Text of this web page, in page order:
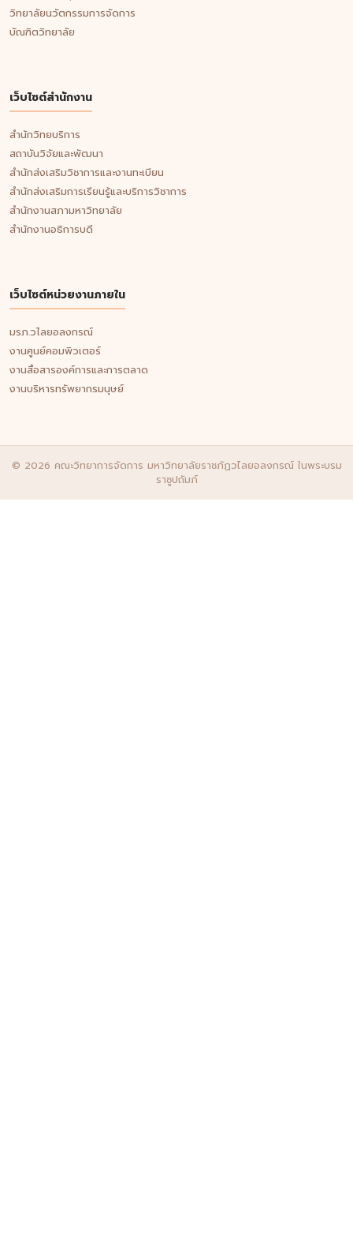
วิทยาลัยนวัตกรรมการจัดการ
บัณฑิตวิทยาลัย
เว็บไซต์สำนักงาน
สำนักวิทยบริการ
สถาบันวิจัยและพัฒนา
สำนักส่งเสริมวิชาการและงานทะเบียน
สำนักส่งเสริมการเรียนรู้และบริการวิชาการ
สำนักงานสภามหาวิทยาลัย
สำนักงานอธิการบดี
เว็บไซต์หน่วยงานภายใน
มรภ.วไลยอลงกรณ์
งานศูนย์คอมพิวเตอร์
งานสื่อสารองค์การและการตลาด
งานบริหารทรัพยากรมนุษย์
© 2026 คณะวิทยาการจัดการ มหาวิทยาลัยราชภัฏวไลยอลงกรณ์ ในพระบรม
ราชูปถัมภ์